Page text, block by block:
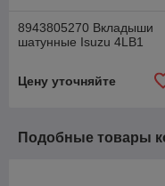
8943805270 Вкладыши
шатунные Isuzu 4LB1
Цену уточняйте
Подобные товары